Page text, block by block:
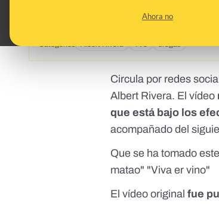
Ahora no
Categories
Albert Rivera TV3 drogas
Circula por redes
Albert Rivera. El vídeo
que está bajo los
acompañado del
Que se ha tomado
matao" "Viva er vino"
El vídeo originalfue